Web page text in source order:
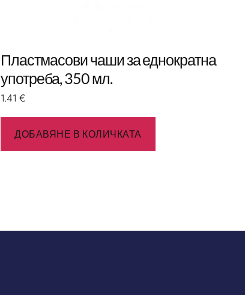
Пластмасови чаши за еднократна
употреба, 350 мл.
1.41€
ДОБАВЯНЕ В КОЛИЧКАТА